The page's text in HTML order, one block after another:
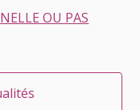
OU PAS